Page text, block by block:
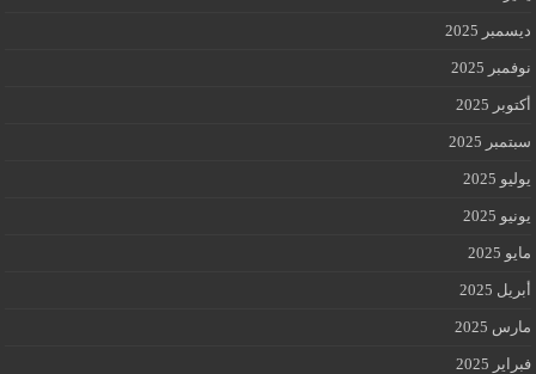
ديسمبر 2025
نوفمبر 2025
أكتوبر 2025
سبتمبر 2025
يوليو 2025
يونيو 2025
مايو 2025
أبريل 2025
مارس 2025
فبراير 2025